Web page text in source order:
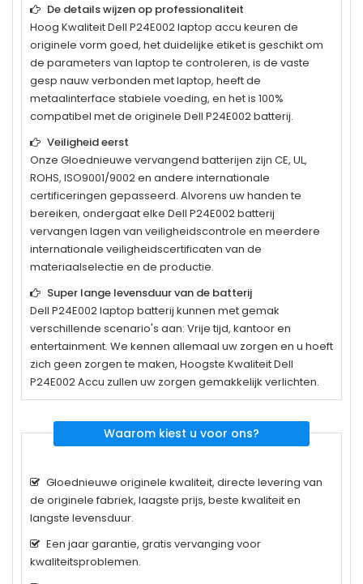
De details wijzen op professionaliteit
Hoog KwaliteitDell P24E002laptop accu keuren de
originele vorm goed, het duidelijke etiket is geschikt om
de parameters van laptop te controleren, is de vaste
gesp nauw verbonden met laptop, heeft de
metaalinterface stabiele voeding, en het is 100%
compatibel met de originele Dell P24E002batterij.
Veiligheid eerst
Onze Gloednieuwe vervangend batterijen zijn CE, UL,
ROHS, ISO9001/9002 en andere internationale
certificeringen gepasseerd. Alvorens uw handen te
bereiken, ondergaat elke Dell P24E002batterij
vervangen lagen van veiligheidscontrole en meerdere
internationale veiligheidscertificaten van de
materiaalselectie en de productie.
Super lange levensduur van de batterij
Dell P24E002laptop batterij kunnen met gemak
verschillende scenario's aan: Vrije tijd, kantoor en
entertainment. We kennen allemaal uw zorgen en u hoeft
zich geen zorgen te maken, Hoogste Kwaliteit Dell
P24E002 Accu zullen uw zorgen gemakkelijk verlichten.
Waarom kiest u voor ons?
Gloednieuwe originele kwaliteit, directe levering van
de originele fabriek, laagste prijs, beste kwaliteit en
langste levensduur.
Een jaar garantie, gratis vervanging voor
kwaliteitsproblemen.